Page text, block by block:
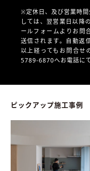
※定休日、及び営業時
しては、翌営業日以降
ールフォームよりお問
送信されます。自動返
以上経ってもお問合せ
5789-6870へお電話に
ピックアップ施工事例